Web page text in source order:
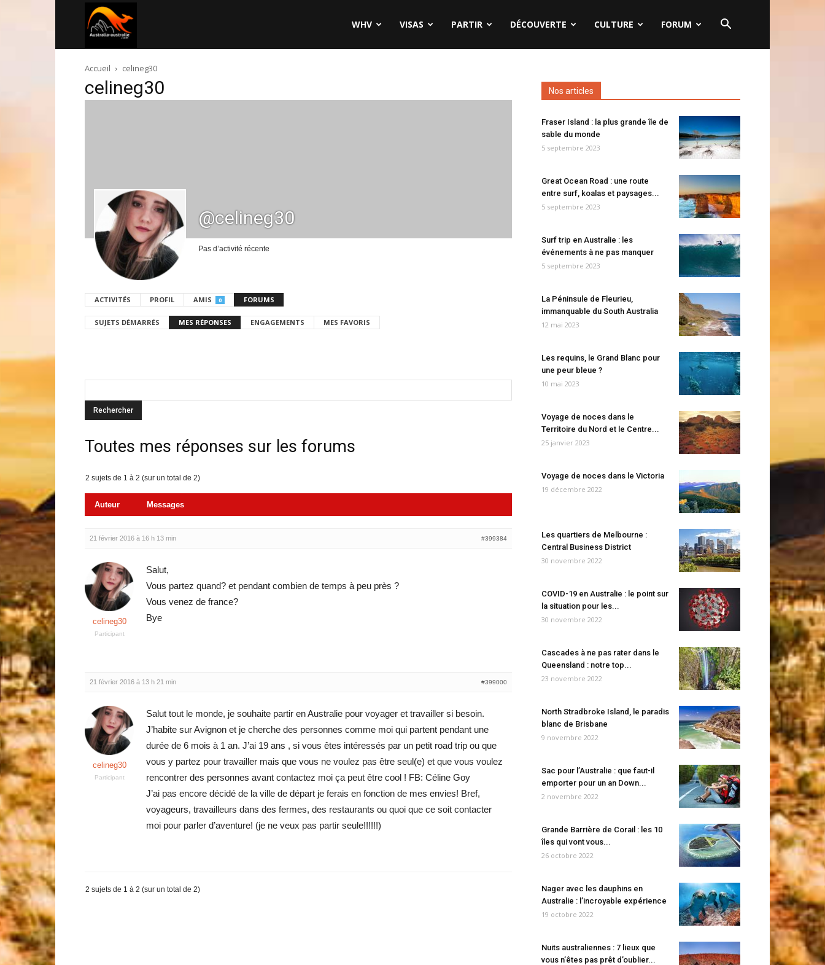
australie.com
WHV VISAS PARTIR DÉCOUVERTE CULTURE FORUM
Accueil celineg30
celineg30
@celineg30
Pas d’activité récente
ACTIVITÉS PROFIL AMIS 0 FORUMS
SUJETS DÉMARRÉS MES RÉPONSES ENGAGEMENTS MES FAVORIS
Toutes mes réponses sur les forums
2 sujets de 1 à 2 (sur un total de 2)
Auteur Messages
21 février 2016 à 16 h 13 min #399384
celineg30
Participant
Salut,
Vous partez quand? et pendant combien de temps à peu près ?
Vous venez de france?
Bye
21 février 2016 à 13 h 21 min #399000
celineg30
Participant
Salut tout le monde, je souhaite partir en Australie pour voyager et travailler si besoin.
J’habite sur Avignon et je cherche des personnes comme moi qui partent pendant une
durée de 6 mois à 1 an. J’ai 19 ans , si vous êtes intéressés par un petit road trip ou que
vous y partez pour travailler mais que vous ne voulez pas être seul(e) et que vous voulez
rencontrer des personnes avant contactez moi ça peut être cool ! FB: Céline Goy
J’ai pas encore décidé de la ville de départ je ferais en fonction de mes envies! Bref,
voyageurs, travailleurs dans des fermes, des restaurants ou quoi que ce soit contacter
moi pour parler d’aventure! (je ne veux pas partir seule!!!!!!)
2 sujets de 1 à 2 (sur un total de 2)
Nos articles
Fraser Island : la plus grande île de
sable du monde
5 septembre 2023
Great Ocean Road : une route
entre surf, koalas et paysages...
5 septembre 2023
Surf trip en Australie : les
événements à ne pas manquer
5 septembre 2023
La Péninsule de Fleurieu,
immanquable du South Australia
12 mai 2023
Les requins, le Grand Blanc pour
une peur bleue ?
10 mai 2023
Voyage de noces dans le
Territoire du Nord et le Centre...
25 janvier 2023
Voyage de noces dans le Victoria
19 décembre 2022
Les quartiers de Melbourne :
Central Business District
30 novembre 2022
COVID-19 en Australie : le point sur
la situation pour les...
30 novembre 2022
Cascades à ne pas rater dans le
Queensland : notre top...
23 novembre 2022
North Stradbroke Island, le paradis
blanc de Brisbane
9 novembre 2022
Sac pour l’Australie : que faut-il
emporter pour un an Down...
2 novembre 2022
Grande Barrière de Corail : les 10
îles qui vont vous...
26 octobre 2022
Nager avec les dauphins en
Australie : l’incroyable expérience
19 octobre 2022
Nuits australiennes : 7 lieux que
vous n’êtes pas prêt d’oublier...